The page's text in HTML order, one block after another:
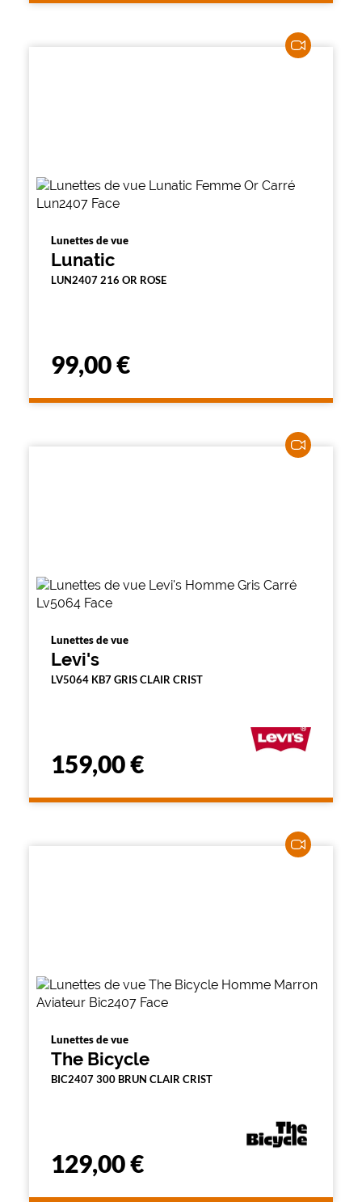
Lunettes de vue
Lunatic
LUN2407 216 OR ROSE
99,00 €
Lunettes de vue
Levi's
LV5064 KB7 GRIS CLAIR CRIST
159,00 €
Lunettes de vue
The Bicycle
BIC2407 300 BRUN CLAIR CRIST
129,00 €